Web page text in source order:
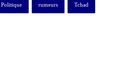
Politique rumeurs Tchad